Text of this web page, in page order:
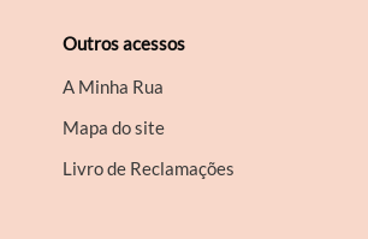
Outros acessos
A Minha Rua
Mapa do site
Livro de Reclamações